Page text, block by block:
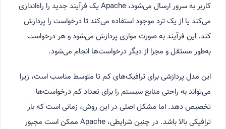
کاربر به سرور ارسال می‌شود، Apache یک فرآیند جدید را راه‌اندازی
می‌کند یا از یک ترد موجود استفاده می‌کند تا درخواست را پردازش
کند. این فرآیند به صورت موازی پردازش می‌شود و هر درخواست
به‌طور مستقل و مجزا از دیگر درخواست‌ها انجام می‌شود.
این مدل پردازشی برای ترافیک‌های کم تا متوسط مناسب است، زیرا
می‌تواند به راحتی منابع سیستم را برای تعداد کم درخواست‌ها
تخصیص دهد. اما مشکل اصلی در این روش، زمانی است که بار
ترافیکی بالا باشد. در چنین شرایطی، Apache ممکن است مجبور